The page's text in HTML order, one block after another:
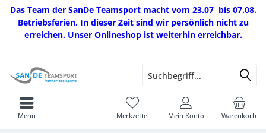
Das Team der SanDe Teamsport macht vom 23.07 bis 07.08.
Betriebsferien. In dieser Zeit sind wir persönlich nicht zu
erreichen. Unser Onlineshop ist weiterhin erreichbar.
Warenkorb
Merkzettel Mein Konto
Menü